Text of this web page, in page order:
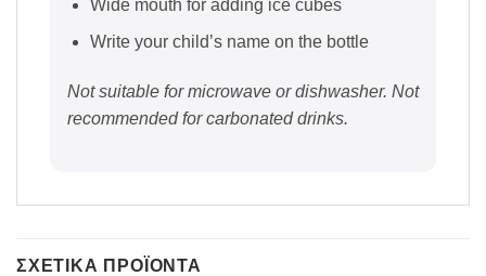
Wide mouth for adding ice cubes
Write your child’s name on the bottle
Not suitable for microwave or dishwasher. Not
recommended for carbonated drinks.
ΣΧΕΤΙΚΆ ΠΡΟΪΌΝΤΑ